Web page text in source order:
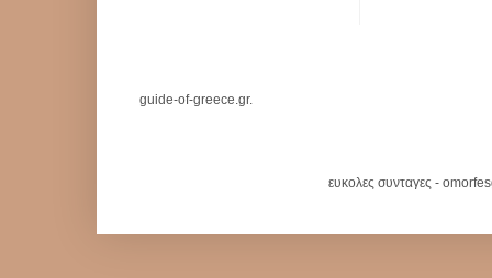
guide-of-greece.gr.
ευκολες συνταγες -